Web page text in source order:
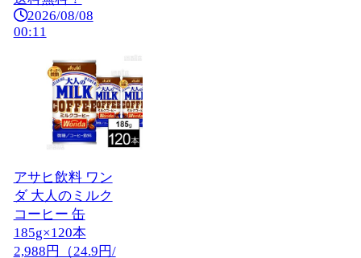
2026/08/08
00:11
アサヒ飲料 ワン
ダ 大人のミルク
コーヒー 缶
185g×120本
2,988円（24.9円/